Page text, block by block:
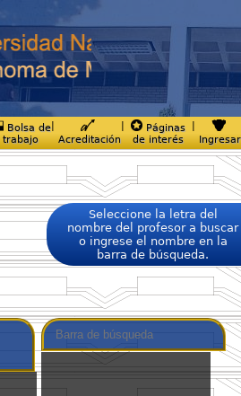
Bolsa de
trabajo
|
Acreditación
|
Páginas
de interés
|
Ingresar
Seleccione la letra del
nombre del profesor a buscar
o ingrese el nombre en la
barra de búsqueda.